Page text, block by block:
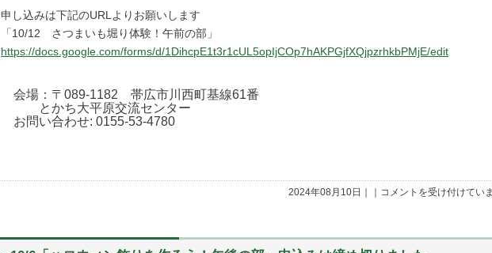
申し込みは下記のURLよりお願いします
「10/12 さつまいも堀り体験！午前の部」
https://docs.google.com/forms/d/1DihcpE1t3r1cUL5opIjCOp7hAKPGjfXQjpzrhkbPMjE/edit
会場：〒089-1182 帯広市川西町基線61番
とかち大平原交流センター
お問い合わせ: 0155-53-4780
2024年08月10日｜｜
10/12「さ
堀
コメントを受け付けてい